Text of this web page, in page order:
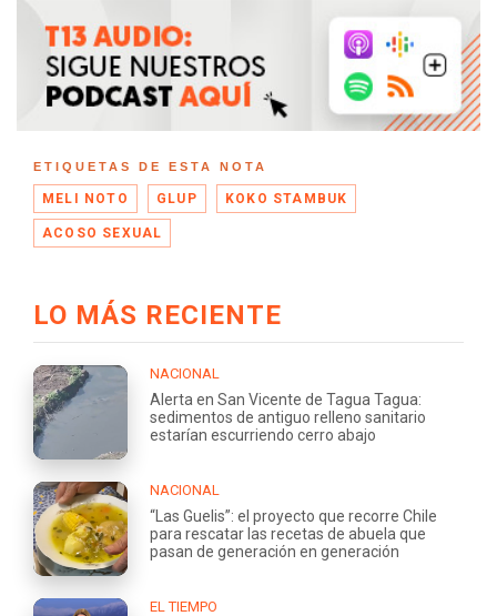
ETIQUETAS DE ESTA NOTA
MELI NOTO GLUP KOKO STAMBUK
ACOSO SEXUAL
LO MÁS RECIENTE
NACIONAL
Alerta en San Vicente de Tagua Tagua:
sedimentos de antiguo relleno sanitario
estarían escurriendo cerro abajo
NACIONAL
“Las Guelis”: el proyecto que recorre Chile
para rescatar las recetas de abuela que
pasan de generación en generación
EL TIEMPO